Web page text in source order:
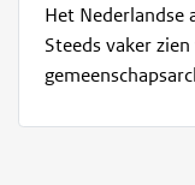
Het Nederlandse
Steeds vaker